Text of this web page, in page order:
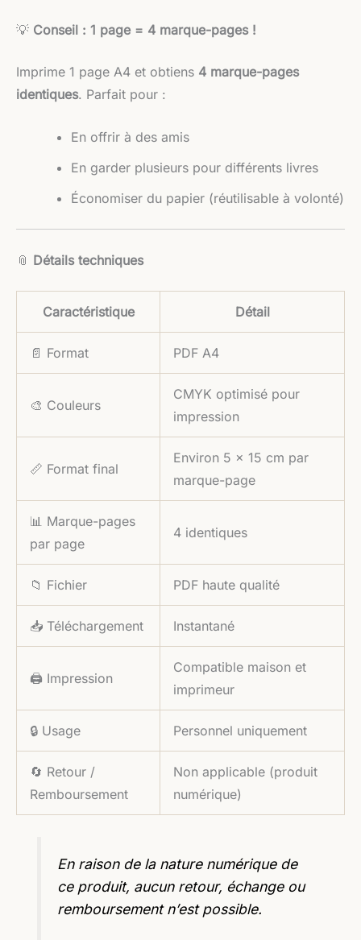
💡 Conseil : 1 page = 4 marque-pages !
Imprime 1 page A4 et obtiens 4 marque-pages
identiques. Parfait pour :
En offrir à des amis
En garder plusieurs pour différents livres
Économiser du papier (réutilisable à volonté)
📎 Détails techniques
Caractéristique Détail
📄 Format PDF A4
🎨 Couleurs
CMYK optimisé pour
impression
📏 Format final
Environ 5 × 15 cm par
marque-page
📊 Marque-pages
par page
4 identiques
📁 Fichier PDF haute qualité
📥 Téléchargement Instantané
🖨️ Impression
Compatible maison et
imprimeur
🔒 Usage Personnel uniquement
🔄 Retour /
Remboursement
Non applicable (produit
numérique)
En raison de la nature numérique de
ce produit, aucun retour, échange ou
remboursement n’est possible.